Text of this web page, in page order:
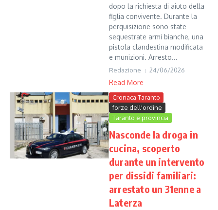
dopo la richiesta di aiuto della
figlia convivente. Durante la
perquisizione sono state
sequestrate armi bianche, una
pistola clandestina modificata
e munizioni. Arresto...
Redazione 24/06/2026
Read More
Cronaca Taranto
forze dell'ordine
Taranto e provincia
Nasconde la droga in
cucina, scoperto
durante un intervento
per dissidi familiari:
arrestato un 31enne a
Laterza